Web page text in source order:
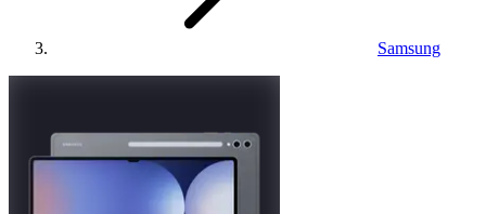
Samsung